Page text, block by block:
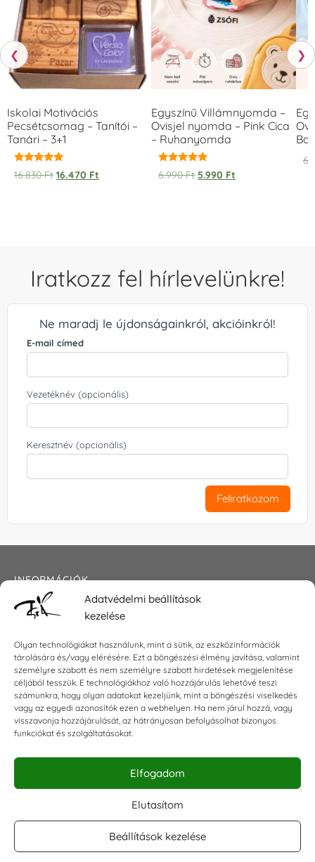
Adatvédelmi beállítások
kezelése
Olyan technológiákat használunk, mint a sütik, az eszközinformációk
tárolására és/vagy elérésére. Ezt a böngészési élmény javítása, valamint
személyre szabott és nem személyre szabott hirdetések megjelenítése
céljából tesszük. E technológiákhoz való hozzájárulás lehetővé teszi
számunkra, hogy olyan adatokat kezeljünk, mint a böngészési viselkedés
vagy az egyedi azonosítók ezen a webhelyen. Ha nem járul hozzá, vagy
visszavonja hozzájárulását, az hátrányosan befolyásolhat bizonyos
funkciókat és szolgáltatásokat.
Elfogadom
Elutasítom
Beállítások kezelése
❮
Iskolai Motivációs
Pecsétcsomag – Tanítói –
Tanári – 3+1
Értékelés:
5.00
16.830Ft 16.470 Ft
Egyszínű Villámnyomda –
Ovisjel nyomda – Pink Cica
– Ruhanyomda
Értékelés:
5.00
6.990Ft 5.990 Ft
❯
Iratkozz fel hírlevelünkre!
Ne maradj le újdonságainkról, akcióinkról!
E-mail címed
Vezetéknév (opcionális)
Keresztnév (opcionális)
Feliratkozom
INFORMÁCIÓK
Általános szerződési feltételek
Impresszum
KAPCSOLAT
E-mail:shop@torokszilvi.com
Telefon: +36 30 6767872
KÖZÖSSÉGI
Facebook csoport